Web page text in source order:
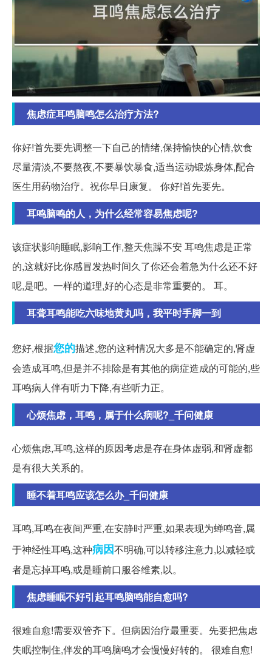
焦虑症耳鸣脑鸣怎么治疗方法?
你好!首先要先调整一下自己的情绪,保持愉快的心情,饮食
尽量清淡,不要熬夜,不要暴饮暴食,适当运动锻炼身体,配合
医生用药物治疗。祝你早日康复。 你好!首先要先。
耳鸣脑鸣的人，为什么经常容易焦虑呢?
该症状影响睡眠,影响工作,整天焦躁不安 耳鸣焦虑是正常
的,这就好比你感冒发热时间久了你还会着急为什么还不好
呢,是吧。一样的道理,好的心态是非常重要的。 耳。
耳聋耳鸣能吃六味地黄丸吗，我平时手脚一到
您好,根据您的描述,您的这种情况大多是不能确定的,肾虚
会造成耳鸣,但是并不排除是有其他的病症造成的可能的,些
耳鸣病人伴有听力下降,有些听力正。
心烦焦虑，耳鸣，属于什么病呢?_千问健康
心烦焦虑,耳鸣,这样的原因考虑是存在身体虚弱,和肾虚都
是有很大关系的。
睡不着耳鸣应该怎么办_千问健康
耳鸣,耳鸣在夜间严重,在安静时严重,如果表现为蝉鸣音,属
于神经性耳鸣,这种病因不明确,可以转移注意力,以减轻或
者是忘掉耳鸣,或是睡前口服谷维素,以。
焦虑睡眠不好引起耳鸣脑鸣能自愈吗?
很难自愈!需要双管齐下。但病因治疗最重要。先要把焦虑
失眠控制住,伴发的耳鸣脑鸣才会慢慢好转的。 很难自愈!